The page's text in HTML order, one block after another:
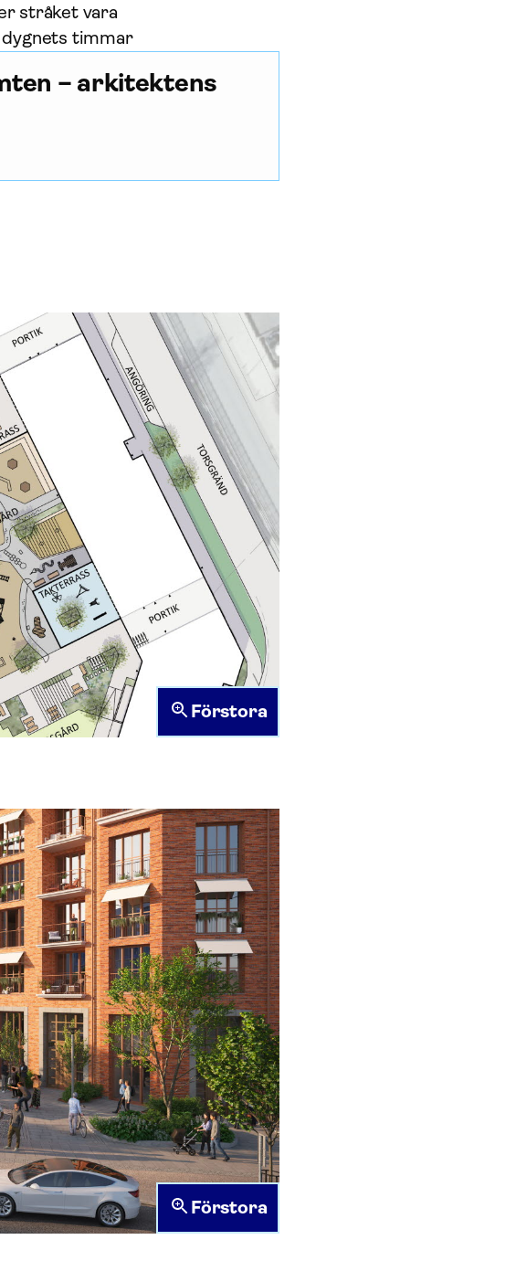
stråket vara
dygnets timmar
– arkitektens
Förstora
Förstora